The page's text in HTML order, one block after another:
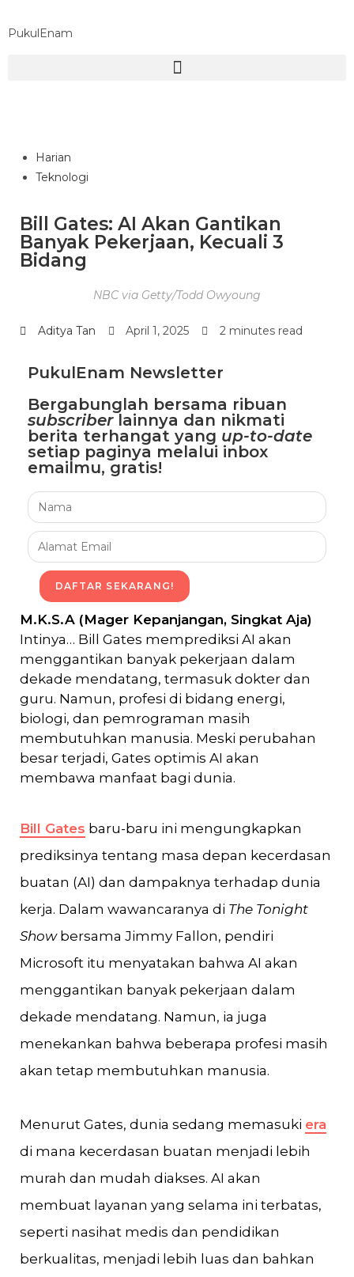
PukulEnam
Harian
Teknologi
Bill Gates: AI Akan Gantikan
Banyak Pekerjaan, Kecuali 3
Bidang
NBC via Getty/Todd Owyoung
Aditya Tan April 1, 2025 2 minutes read
PukulEnam Newsletter
Bergabunglah bersama ribuan
subscriberlainnya dan nikmati
berita terhangat yang up-to-date
setiap paginya melalui inbox
emailmu, gratis!
DAFTAR SEKARANG!
M.K.S.A (Mager Kepanjangan, Singkat Aja)
Intinya… Bill Gates memprediksi AI akan
menggantikan banyak pekerjaan dalam
dekade mendatang, termasuk dokter dan
guru. Namun, profesi di bidang energi,
biologi, dan pemrograman masih
membutuhkan manusia. Meski perubahan
besar terjadi, Gates optimis AI akan
membawa manfaat bagi dunia.
Bill Gates baru-baru ini mengungkapkan
prediksinya tentang masa depan kecerdasan
buatan (AI) dan dampaknya terhadap dunia
kerja. Dalam wawancaranya di The Tonight
Showbersama Jimmy Fallon, pendiri
Microsoft itu menyatakan bahwa AI akan
menggantikan banyak pekerjaan dalam
dekade mendatang. Namun, ia juga
menekankan bahwa beberapa profesi masih
akan tetap membutuhkan manusia.
Menurut Gates, dunia sedang memasuki era
di mana kecerdasan buatan menjadi lebih
murah dan mudah diakses. AI akan
membuat layanan yang selama ini terbatas,
seperti nasihat medis dan pendidikan
berkualitas, menjadi lebih luas dan bahkan